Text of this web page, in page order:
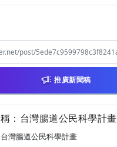
推廣新聞稿
：台灣腸道公民科學計畫
灣腸道公民科學計畫